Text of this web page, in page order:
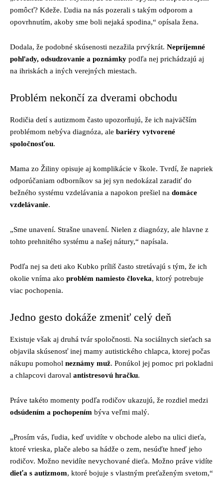
pomôcť? Kdeže. Ľudia na nás pozerali s takým odporom a
opovrhnutím, akoby sme boli nejaká spodina,“ opísala žena.
Dodala, že podobné skúsenosti nezažila prvýkrát. Nepríjemné
pohľady, odsudzovanie a poznámky podľa nej prichádzajú aj
na ihriskách a iných verejných miestach.
Problém nekončí za dverami obchodu
Rodičia detí s autizmom často upozorňujú, že ich najväčším
problémom nebýva diagnóza, ale bariéry vytvorené
spoločnosťou.
Mama zo Žiliny opisuje aj komplikácie v škole. Tvrdí, že napriek
odporúčaniam odborníkov sa jej syn nedokázal zaradiť do
bežného systému vzdelávania a napokon prešiel na domáce
vzdelávanie.
„Sme unavení. Strašne unavení. Nielen z diagnózy, ale hlavne z
tohto prehnitého systému a našej nátury,“ napísala.
Podľa nej sa deti ako Kubko príliš často stretávajú s tým, že ich
okolie vníma ako problém namiesto človeka, ktorý potrebuje
viac pochopenia.
Jedno gesto dokáže zmeniť celý deň
Existuje však aj druhá tvár spoločnosti. Na sociálnych sieťach sa
objavila skúsenosť inej mamy autistického chlapca, ktorej počas
nákupu pomohol neznámy muž. Ponúkol jej pomoc pri pokladni
a chlapcovi daroval antistresovú hračku.
Práve takéto momenty podľa rodičov ukazujú, že rozdiel medzi
odsúdením a pochopením býva veľmi malý.
„Prosím vás, ľudia, keď uvidíte v obchode alebo na ulici dieťa,
ktoré vrieska, plače alebo sa hádže o zem, nesúďte hneď jeho
rodičov. Možno nevidíte nevychované dieťa. Možno práve vidíte
dieťa s autizmom, ktoré bojuje s vlastným preťaženým svetom,“